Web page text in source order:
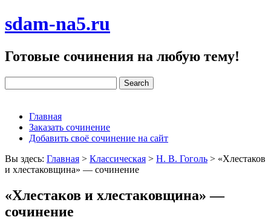
sdam-na5.ru
Готовые сочинения на любую тему!
Главная
Заказать сочинение
Добавить своё сочинение на сайт
Вы здесь: Главная > Классическая > Н. В. Гоголь > «Хлестаков
и хлестаковщина» — сочинение
«Хлестаков и хлестаковщина» —
сочинение